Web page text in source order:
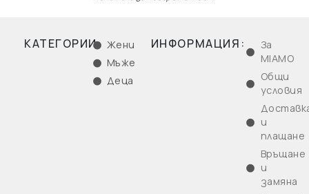
КАТЕГОРИИ: Жени
Мъже
Деца
ИНФОРМАЦИЯ:
За
MIAMO
Общи
условия
и
плащане
Връщане
и
замяна